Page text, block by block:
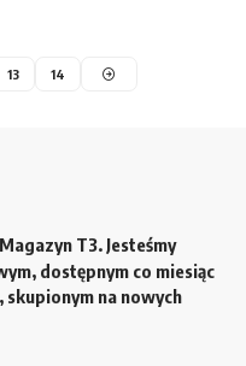
13 14
T3. Jesteśmy
dostępnym co miesiąc
skupionym na nowych